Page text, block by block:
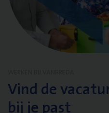
Vind de
bij je past